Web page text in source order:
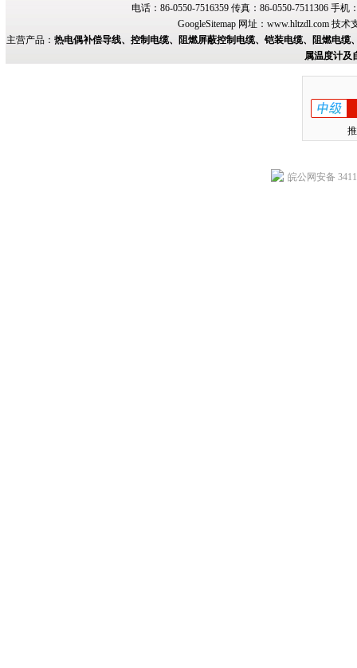
电话：86-0550-7516359 传真：86-0550-7511306 手
GoogleSitemap网址： www.hltzdl.com技术
主营产品： 热电偶补偿导线、控制电缆、阻燃屏蔽控制电缆、铠装电缆、阻燃电
属温度计及
皖公网安备